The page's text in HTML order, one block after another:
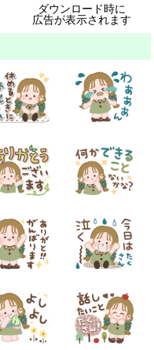
ダウンロード時に
広告が表示されます